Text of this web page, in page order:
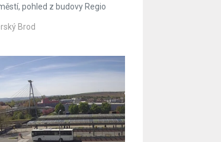
pohled z budovy Regio
Brod